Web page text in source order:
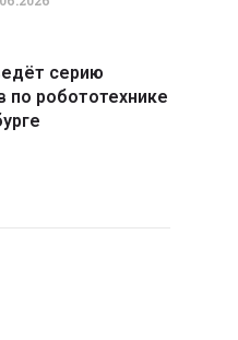
серию
по робототехнике